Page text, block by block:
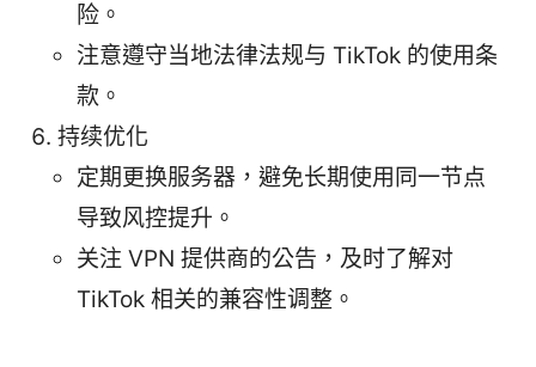
险。
注意遵守当地法律法规与 TikTok 的使用条
款。
持续优化
定期更换服务器，避免长期使用同一节点
导致风控提升。
关注 VPN 提供商的公告，及时了解对
TikTok 相关的兼容性调整。